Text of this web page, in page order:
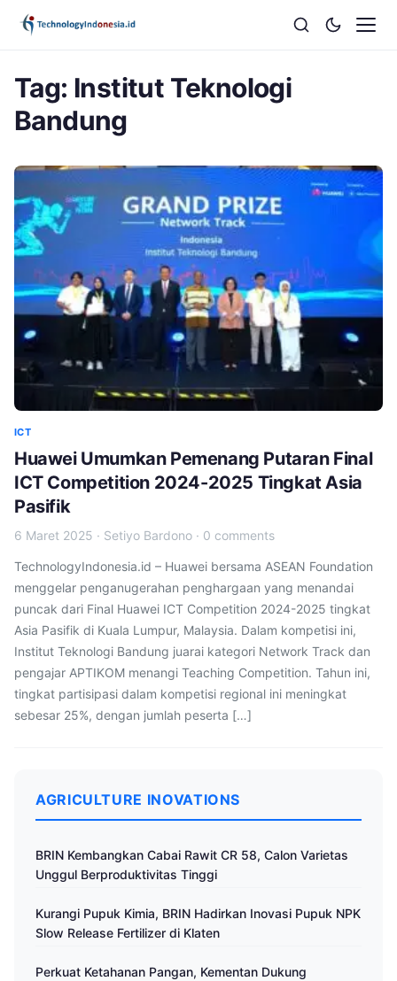
Tag: Institut Teknologi
Bandung
ICT
Huawei Umumkan Pemenang Putaran Final
ICT Competition 2024-2025 Tingkat Asia
Pasifik
6 Maret 2025 · Setiyo Bardono · 0 comments
TechnologyIndonesia.id – Huawei bersama ASEAN Foundation
menggelar penganugerahan penghargaan yang menandai
puncak dari Final Huawei ICT Competition 2024-2025 tingkat
Asia Pasifik di Kuala Lumpur, Malaysia. Dalam kompetisi ini,
Institut Teknologi Bandung juarai kategori Network Track dan
pengajar APTIKOM menangi Teaching Competition. Tahun ini,
tingkat partisipasi dalam kompetisi regional ini meningkat
sebesar 25%, dengan jumlah peserta […]
AGRICULTURE INOVATIONS
BRIN Kembangkan Cabai Rawit CR 58, Calon Varietas
Unggul Berproduktivitas Tinggi
Kurangi Pupuk Kimia, BRIN Hadirkan Inovasi Pupuk NPK
Slow Release Fertilizer di Klaten
Perkuat Ketahanan Pangan, Kementan Dukung